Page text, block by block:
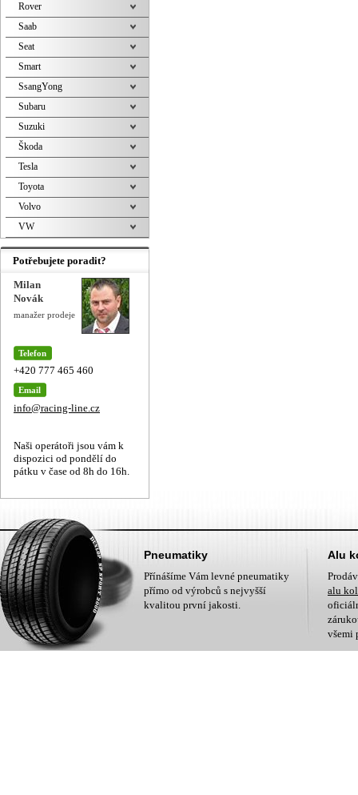
Rover
Saab
Seat
Smart
SsangYong
Subaru
Suzuki
Škoda
Tesla
Toyota
Volvo
VW
Potřebujete poradit?
Milan
Novák
manažer prodeje
Telefon
+420 777 465 460
Email
info@racing-line.cz
Naši operátoři jsou vám k
dispozici od pondělí do
pátku v čase od 8h do 16h.
Pneumatiky
Přínášíme Vám levné pneumatiky
přímo od výrobců s nejvyšší
kvalitou první jakosti.
Alu
alu
všemi